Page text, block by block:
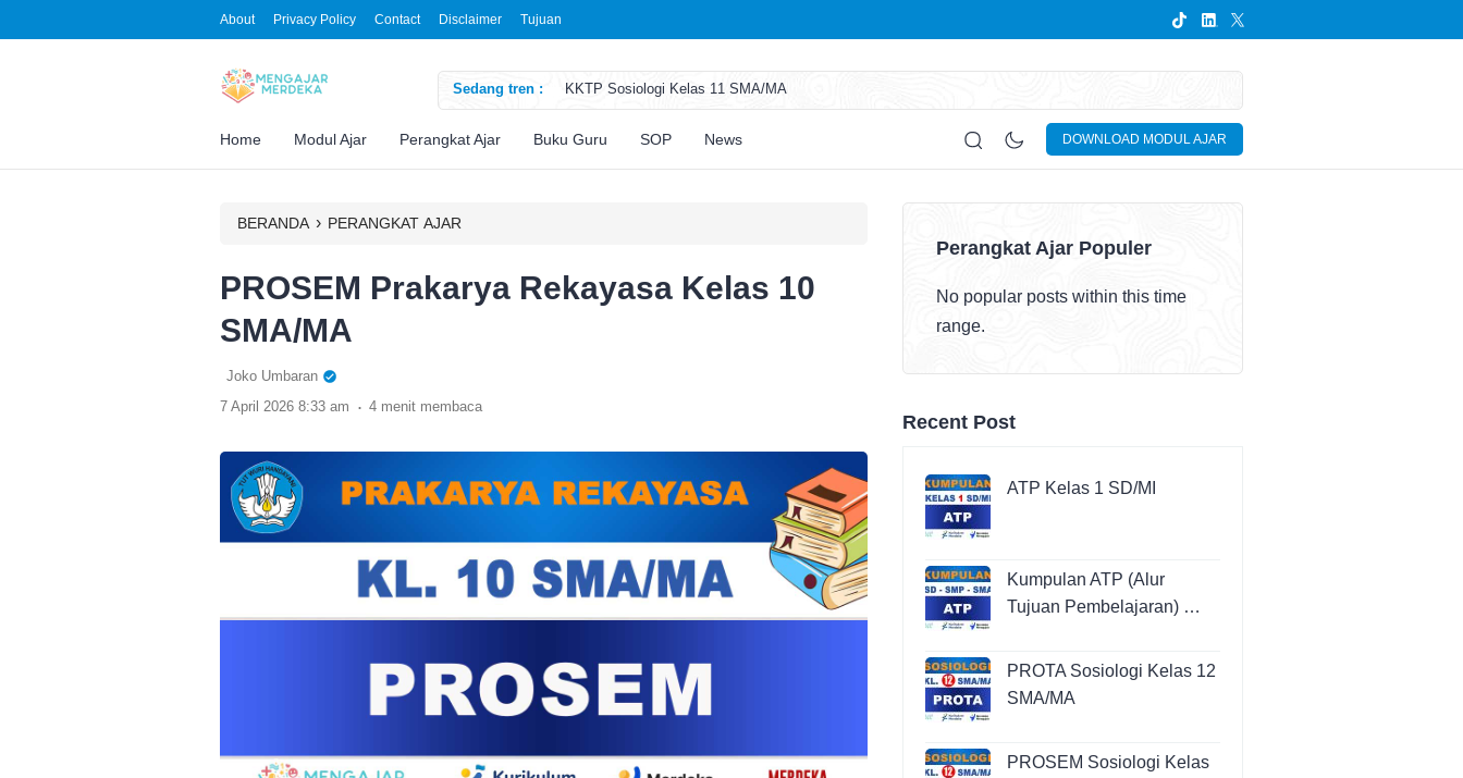
About Privacy Policy Contact Disclaimer Tujuan
Sedang tren :
KKTP Sosiologi Kelas 11 SMA/MA
ATP Seni Rupa Kelas 11 SMA/MA
ATP Sosiologi Kelas 11 SMA/MA
DOWNLOAD MODUL AJAR
Home Modul Ajar Perangkat Ajar Buku Guru SOP News
BERANDA › PERANGKAT AJAR
PROSEM Prakarya Rekayasa Kelas 10
SMA/MA
Joko Umbaran
7 April 2026 8:33 am . 4 menit membaca
Perangkat Ajar Populer
No popular posts within this time
range.
Recent Post
ATP Kelas 1 SD/MI
Kumpulan ATP (Alur
Tujuan Pembelajaran) …
PROTA Sosiologi Kelas 12
SMA/MA
PROSEM Sosiologi Kelas